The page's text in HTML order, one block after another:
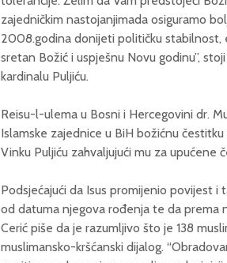
zajedničkim nastojanjimada osiguramo
2008.godina donijeti političku
sretan Božić i uspješnu Novu godinu”,
kardinalu Puljiću.
Reisu-l-ulema u Bosni i Hercegovini dr.
Islamske zajednice u BiH božićnu
Vinku Puljiću zahvaljujući mu za upućene
Podsjećajući da Isus promijenio povijest i
od datuma njegova rođenja te da prema
Cerić piše da je razumljivo što je 138
muslimansko-kršćanski dijalog.